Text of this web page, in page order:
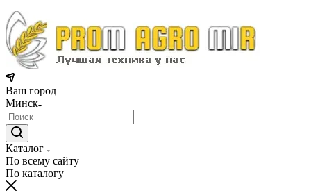
Ваш город
Минск
Каталог
По всему сайту
По каталогу